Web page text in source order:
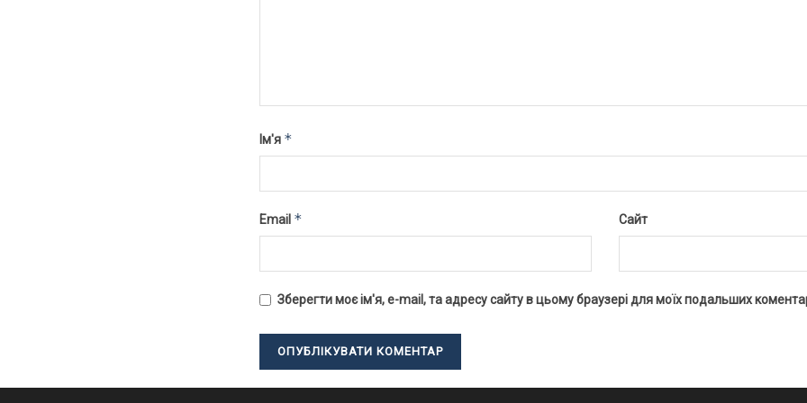
Ім'я *
Email * Сайт
Зберегти моє ім'я, e-mail, та адресу сайту в цьому браузері для моїх подальших